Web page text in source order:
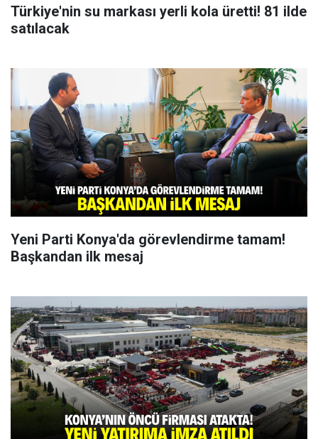
Türkiye'nin su markası yerli kola üretti! 81 ilde
satılacak
Yeni Parti Konya'da görevlendirme tamam!
Başkandan ilk mesaj